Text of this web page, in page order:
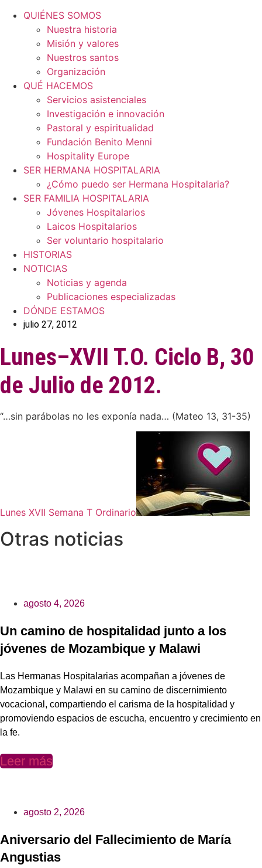
QUIÉNES SOMOS
Nuestra historia
Misión y valores
Nuestros santos
Organización
QUÉ HACEMOS
Servicios asistenciales
Investigación e innovación
Pastoral y espiritualidad
Fundación Benito Menni
Hospitality Europe
SER HERMANA HOSPITALARIA
¿Cómo puedo ser Hermana Hospitalaria?
SER FAMILIA HOSPITALARIA
Jóvenes Hospitalarios
Laicos Hospitalarios
Ser voluntario hospitalario
HISTORIAS
NOTICIAS
Noticias y agenda
Publicaciones especializadas
DÓNDE ESTAMOS
julio 27, 2012
Lunes–XVII T.O. Ciclo B, 30
de Julio de 2012.
“…sin parábolas no les exponía nada… (Mateo 13, 31-35)
Lunes XVII Semana T Ordinario
Otras noticias
agosto 4, 2026
Un camino de hospitalidad junto a los
jóvenes de Mozambique y Malawi
Las Hermanas Hospitalarias acompañan a jóvenes de
Mozambique y Malawi en su camino de discernimiento
vocacional, compartiendo el carisma de la hospitalidad y
promoviendo espacios de escucha, encuentro y crecimiento en
la fe.
Leer más
agosto 2, 2026
Aniversario del Fallecimiento de María
Angustias